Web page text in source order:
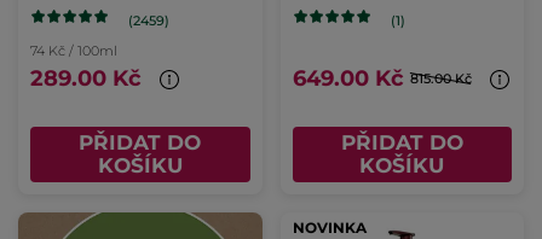
(2459)
74 Kč / 100ml
289.00 Kč
PŘIDAT DO
KOŠÍKU
(1)
649.00 Kč 815.00 Kč
PŘIDAT DO
KOŠÍKU
NOVINKA